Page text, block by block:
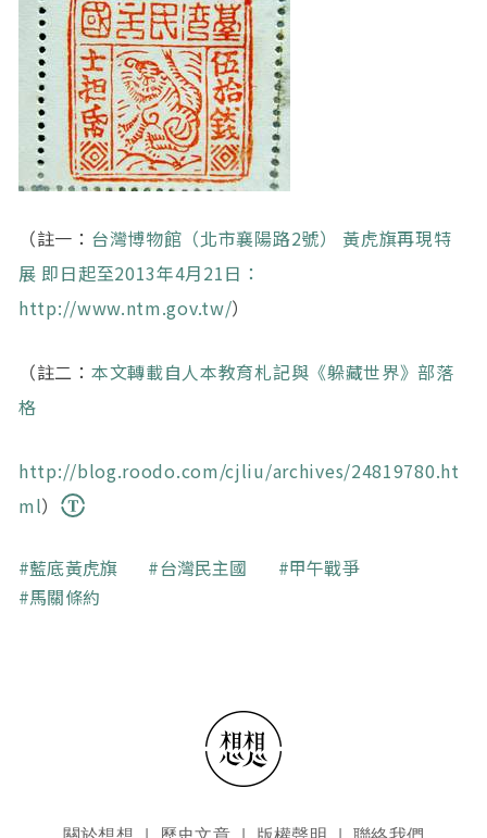
（註一： 台灣博物館（北市襄陽路2號） 黃虎旗再現特
展 即日起至2013年4月21日：
http://www.ntm.gov.tw/）
（註二： 本文轉載自人本教育札記與《躲藏世界》部落
格
http://blog.roodo.com/cjliu/archives/24819780.ht
ml）
關鍵字
藍底黃虎旗 台灣民主國
甲午戰爭
馬關條約
頁尾選單